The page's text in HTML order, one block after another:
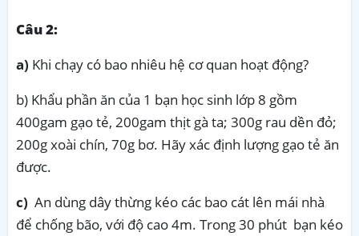
Câu 2:
a) Khi chạy có bao nhiêu hệ cơ quan hoạt động?
b) Khẩu phần ăn của 1 bạn học sinh lớp 8 gồm
400gam gạo tẻ, 200gam thịt gà ta; 300g rau dền đỏ;
200g xoài chín, 70g bơ. Hãy xác định lượng gạo tẻ ăn
được.
c) An dùng dây thừng kéo các bao cát lên mái nhà
để chống bão, với độ cao 4m. Trong 30 phút bạn kéo